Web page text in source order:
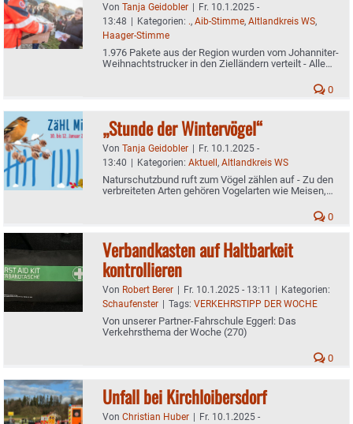
Von Tanja Geidobler | Fr. 10.1.2025 -
13:48 | Kategorien: ., Aib-Stimme, Altlandkreis WS,
Haager-Stimme
1.976 Pakete aus der Region wurden vom Johanniter-
Weihnachtstrucker in den Zielländern verteilt - Alle
0
„Stunde der Wintervögel“
Von Tanja Geidobler | Fr. 10.1.2025 -
13:40 | Kategorien: Aktuell, Altlandkreis WS
Naturschutzbund ruft zum Vögel zählen auf - Zu den
verbreiteten Arten gehören Vogelarten wie Meisen,
0
Verbandkasten auf Haltbarkeit
kontrollieren
Von Robert Berer | Fr. 10.1.2025 - 13:11 | Kategorien:
Schaufenster | Tags: VERKEHRSTIPP DER WOCHE
Von unserer Partner-Fahrschule Eggerl: Das
Verkehrsthema der Woche (270)
0
Unfall bei Kirchloibersdorf
Von Christian Huber | Fr. 10.1.2025 -